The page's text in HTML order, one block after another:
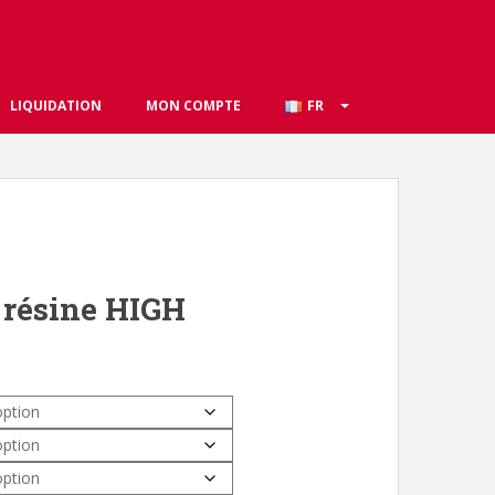
LIQUIDATION MON COMPTE FR
HIGH